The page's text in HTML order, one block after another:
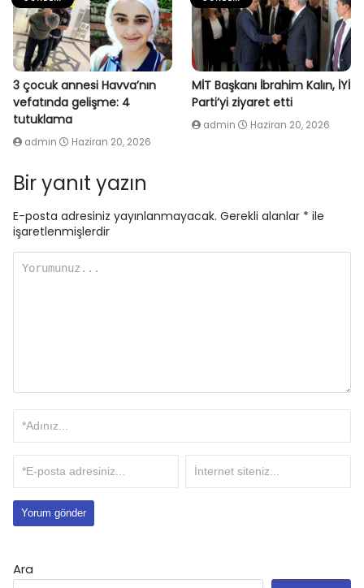
3 çocuk annesi Havva’nın
vefatında gelişme: 4
tutuklama
admin Haziran 20, 2026
MİT Başkanı İbrahim Kalın, İYİ
Parti’yi ziyaret etti
admin Haziran 20, 2026
Bir yanıt yazın
E-posta adresiniz yayınlanmayacak. Gerekli alanlar * ile
işaretlenmişlerdir
Ara